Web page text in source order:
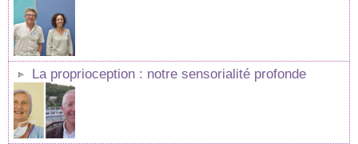
La proprioception : notre sensorialité profonde